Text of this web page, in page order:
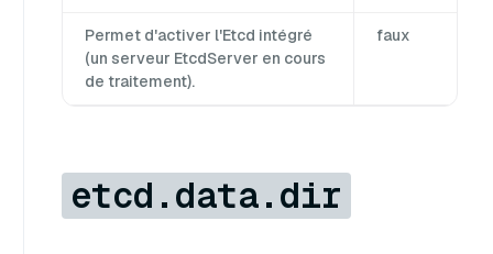
Permet d'activer l'Etcd intégré
(un serveur EtcdServer en cours
de traitement).
faux
etcd.data.dir